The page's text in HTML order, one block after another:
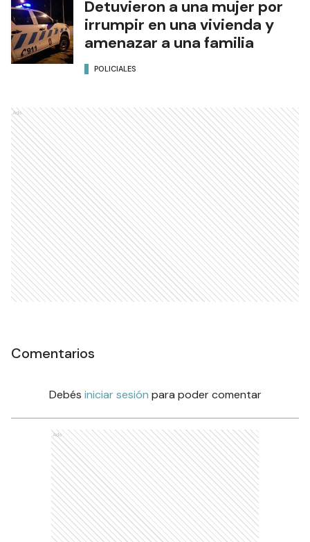
Detuvieron a una mujer por
irrumpir en una vivienda y
amenazar a una familia
POLICIALES
Ads
Comentarios
Debés iniciar sesión para poder comentar
Ads